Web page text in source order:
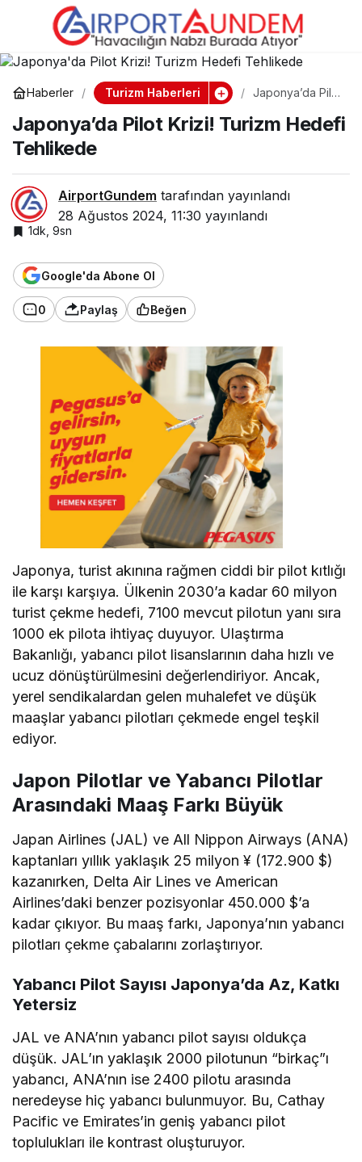
Haberler Turizm Haberleri
Japonya’da Pilot
Hedefi
Tehlikede
Japonya’da Pilot Krizi! Turizm Hedefi
Tehlikede
AirportGundem tarafından yayınlandı
28 Ağustos 2024, 11:30 yayınlandı
1dk, 9sn
Google'da Abone Ol
0 Paylaş Beğen
Japonya, turist akınına rağmen ciddi bir pilot kıtlığı
ile karşı karşıya. Ülkenin 2030’a kadar 60 milyon
turist çekme hedefi, 7100 mevcut pilotun yanı sıra
1000 ek pilota ihtiyaç duyuyor. Ulaştırma
Bakanlığı, yabancı pilot lisanslarının daha hızlı ve
ucuz dönüştürülmesini değerlendiriyor. Ancak,
yerel sendikalardan gelen muhalefet ve düşük
maaşlar yabancı pilotları çekmede engel teşkil
ediyor.
Japon Pilotlar ve Yabancı Pilotlar
Arasındaki Maaş Farkı Büyük
Japan Airlines (JAL) ve All Nippon Airways (ANA)
kaptanları yıllık yaklaşık 25 milyon ¥ (172.900 $)
kazanırken, Delta Air Lines ve American
Airlines’daki benzer pozisyonlar 450.000 $’a
kadar çıkıyor. Bu maaş farkı, Japonya’nın yabancı
pilotları çekme çabalarını zorlaştırıyor.
Yabancı Pilot Sayısı Japonya’da Az, Katkı
Yetersiz
JAL ve ANA’nın yabancı pilot sayısı oldukça
düşük. JAL’ın yaklaşık 2000 pilotunun “birkaç”ı
yabancı, ANA’nın ise 2400 pilotu arasında
neredeyse hiç yabancı bulunmuyor. Bu, Cathay
Pacific ve Emirates’in geniş yabancı pilot
toplulukları ile kontrast oluşturuyor.
İstanbul Havalimanı:
Türkiye’nin Turizmdeki
0